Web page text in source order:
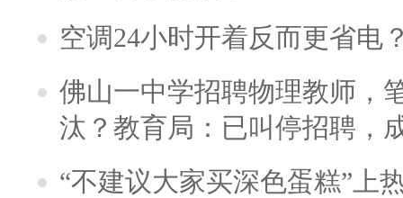
空调24小时开着反而更省电
佛山一中学招聘物理教师，
汰？教育局：已叫停招聘，
“不建议大家买深色蛋糕”上